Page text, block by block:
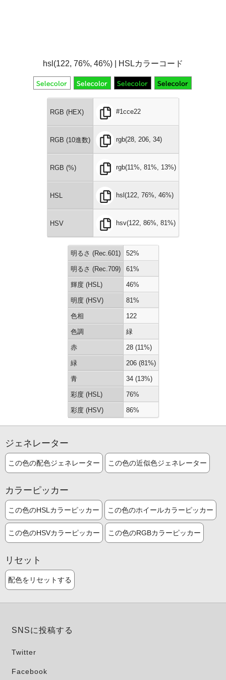
hsl(122, 76%, 46%) | HSLカラーコード
RGB (HEX) #1cce22
RGB (10進数) rgb(28, 206, 34)
RGB (%) rgb(11%, 81%, 13%)
HSL hsl(122, 76%, 46%)
HSV hsv(122, 86%, 81%)
明るさ (Rec.601) 52%
明るさ (Rec.709) 61%
輝度 (HSL) 46%
明度 (HSV) 81%
色相 122
色調 緑
赤 28 (11%)
緑 206 (81%)
青 34 (13%)
彩度 (HSL) 76%
彩度 (HSV) 86%
ジェネレーター
この色の配色ジェネレーター この色の近似色ジェネレーター
カラーピッカー
この色のHSLカラーピッカー この色のホイールカラーピッカー
この色のHSVカラーピッカー この色のRGBカラーピッカー
リセット
配色をリセットする
SNSに投稿する
Twitter
Facebook